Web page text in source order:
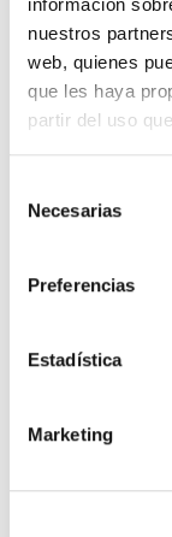
información
nuestros
web, quienes
que les haya
partir del uso
Necesarias
Preferencias
Estadística
Marketing
15:45-18:00
Carrizosa
Webinar